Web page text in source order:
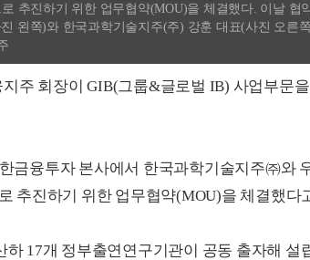
추진하기 위한 업무협약(MOU)을 체결했다. 이날 협
왼쪽)와 한국과학기술지주(주) 강훈 대표(사진 오른
주 회장이 GIB(그룹&글로벌 IB) 사업부문
금융투자 본사에서 한국과학기술지주㈜와
추진하기 위한 업무협약(MOU)을 체결했다
17개 정부출연연구기관이 공동 출자해 설